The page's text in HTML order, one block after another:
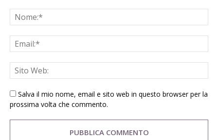
Salva il mio nome, email e sito web in questo browser per la
prossima volta che commento.